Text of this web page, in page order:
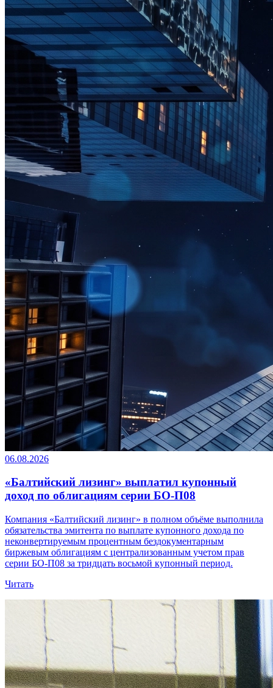
06.08.2026
«Балтийский лизинг» выплатил купонный
доход по облигациям серии БО-П08
Компания «Балтийский лизинг» в полном объёме выполнила
обязательства эмитента по выплате купонного дохода по
неконвертируемым процентным бездокументарным
биржевым облигациям с централизованным учетом прав
серии БО-П08 за тридцать восьмой купонный период.
Читать